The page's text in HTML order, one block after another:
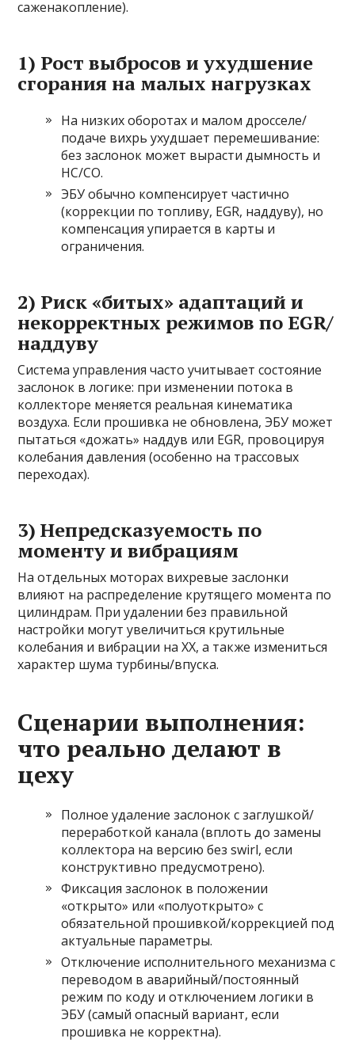
саженакопление).
1) Рост выбросов и ухудшение
сгорания на малых нагрузках
На низких оборотах и малом дросселе/
подаче вихрь ухудшает перемешивание:
без заслонок может вырасти дымность и
HC/CO.
ЭБУ обычно компенсирует частично
(коррекции по топливу, EGR, наддуву), но
компенсация упирается в карты и
ограничения.
2) Риск «битых» адаптаций и
некорректных режимов по EGR/
наддуву
Система управления часто учитывает состояние
заслонок в логике: при изменении потока в
коллекторе меняется реальная кинематика
воздуха. Если прошивка не обновлена, ЭБУ может
пытаться «дожать» наддув или EGR, провоцируя
колебания давления (особенно на трассовых
переходах).
3) Непредсказуемость по
моменту и вибрациям
На отдельных моторах вихревые заслонки
влияют на распределение крутящего момента по
цилиндрам. При удалении без правильной
настройки могут увеличиться крутильные
колебания и вибрации на ХХ, а также измениться
характер шума турбины/впуска.
Сценарии выполнения:
что реально делают в
цеху
Полное удаление заслонок с заглушкой/
переработкой канала (вплоть до замены
коллектора на версию без swirl, если
конструктивно предусмотрено).
Фиксация заслонок в положении
«открыто» или «полуоткрыто» с
обязательной прошивкой/коррекцией под
актуальные параметры.
Отключение исполнительного механизма с
переводом в аварийный/постоянный
режим по коду и отключением логики в
ЭБУ (самый опасный вариант, если
прошивка не корректна).